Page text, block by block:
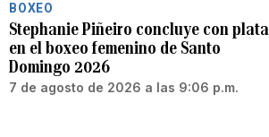
BOXEO
Stephanie Piñeiro concluye con plata
en el boxeo femenino de Santo
Domingo 2026
7 de agosto de 2026 a las 9:06 p.m.